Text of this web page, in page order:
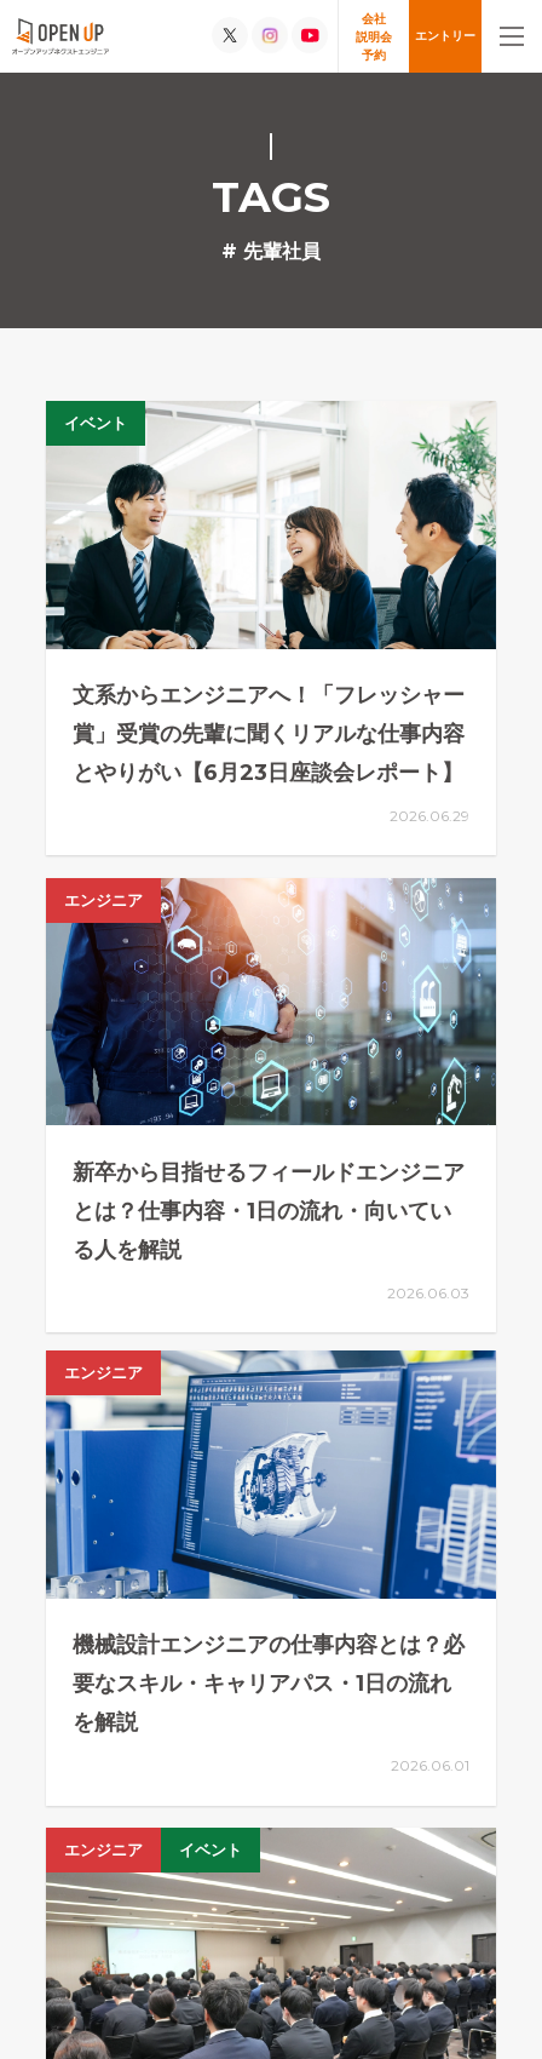
会社
説明会
予約
エントリー
TAGS
# 先輩社員
イベント
文系からエンジニアへ！「フレッシャー
賞」受賞の先輩に聞くリアルな仕事内容
とやりがい【6月23日座談会レポート】
2026.06.29
エンジニア
新卒から目指せるフィールドエンジニア
とは？仕事内容・1日の流れ・向いてい
る人を解説
2026.06.03
エンジニア
機械設計エンジニアの仕事内容とは？必
要なスキル・キャリアパス・1日の流れ
を解説
2026.06.01
エンジニア イベント